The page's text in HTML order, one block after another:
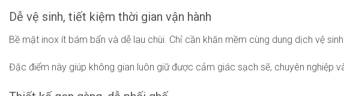
Dễ vệ sinh, tiết kiệm thời gian vận hành
Bề mặt inox ít bám bẩn và dễ lau chùi. Chỉ cần khăn mềm cùng dung dịch vệ
Đặc điểm này giúp không gian luôn giữ được cảm giác sạch sẽ, chuyên nghiệp